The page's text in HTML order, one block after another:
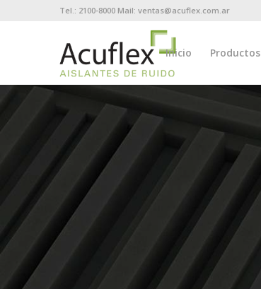
Tel.: 2100-8000 Mail: ventas@acuflex.com.ar
Inicio Productos